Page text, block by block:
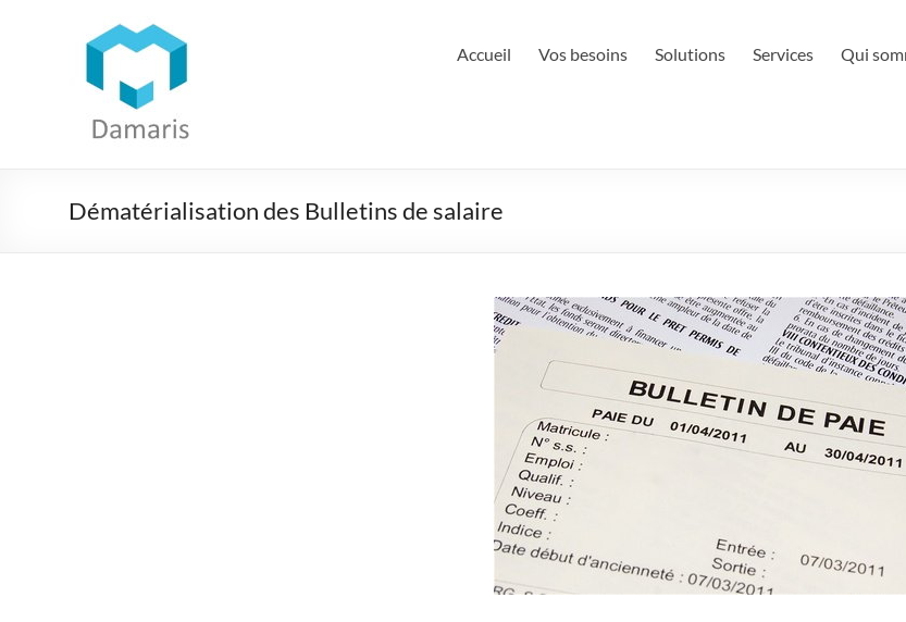
Damaris
Groupe
Dématérialisation
Accueil Vos besoins Solutions Services Qui
Dématérialisation des Bulletins de salaire